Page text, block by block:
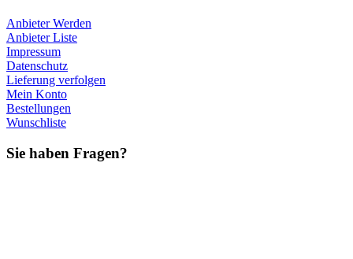
Anbieter Werden
Anbieter Liste
Impressum
Datenschutz
Lieferung verfolgen
Mein Konto
Bestellungen
Wunschliste
Sie haben Fragen?